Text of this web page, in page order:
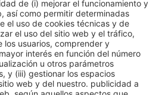
Auditorium